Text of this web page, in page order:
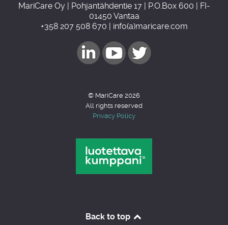
MariCare Oy | Pohjantähdentie 17 | P.O.Box 600 | FI-
01450 Vantaa
+358 207 508 670 | info(a)maricare.com
© MariCare 2026
All rights reserved
Privacy Policy
Back to top